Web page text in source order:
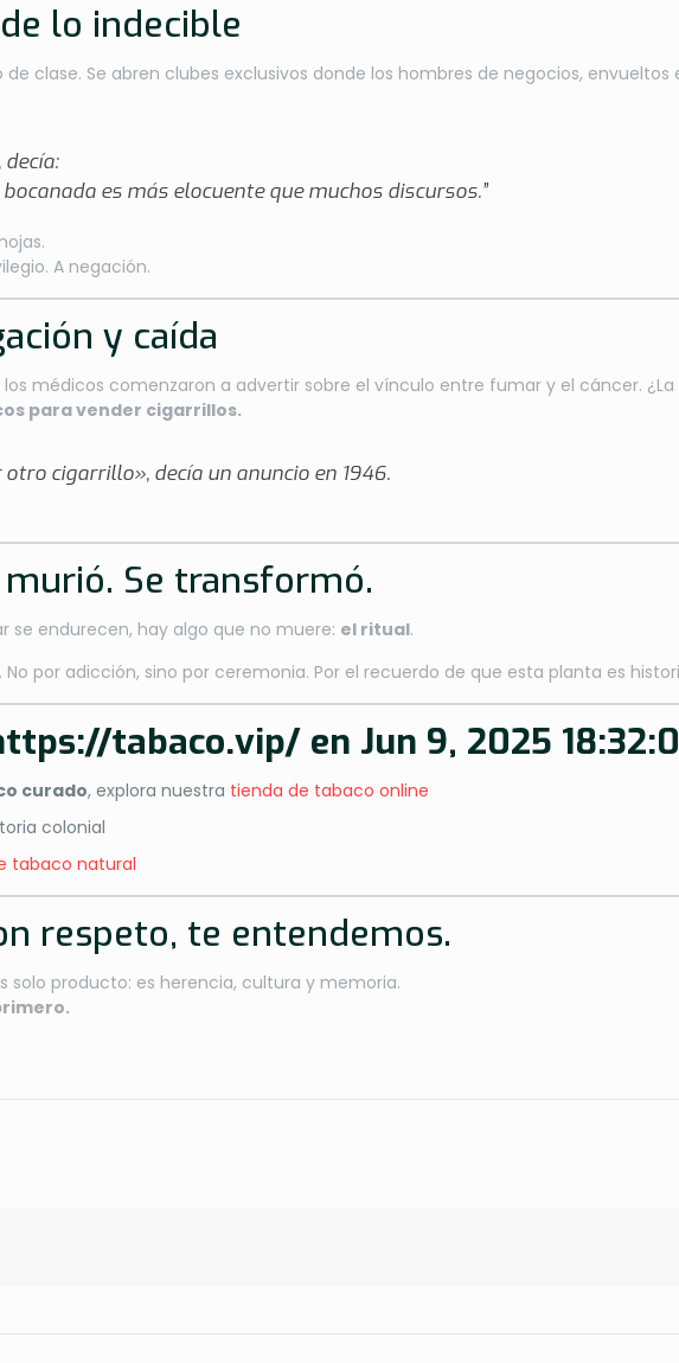
lo indecible
de clase. Se abren clubes exclusivos donde los hombres de negocios,
es más elocuente que muchos discursos.”
A negación.
y caída
los médicos comenzaron a advertir sobre el vínculo entre fumar y el cáncer.
para vender cigarrillos.
cigarrillo», decía un anuncio en 1946.
Se transformó.
se endurecen, hay algo que no muere: el ritual.
por adicción, sino por ceremonia. Por el recuerdo de que esta planta es
tabaco.vip/ en Jun 9, 2025
curado, explora nuestra tienda de tabaco online
colonial
tabaco natural
respeto, te entendemos.
solo producto: es herencia, cultura y memoria.